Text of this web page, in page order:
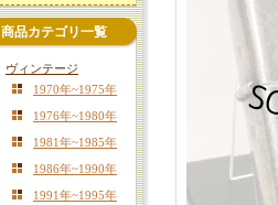
商品カテゴリ一覧
ヴィンテージ
1970年~1975年
1976年~1980年
1981年~1985年
1986年~1990年
1991年~1995年